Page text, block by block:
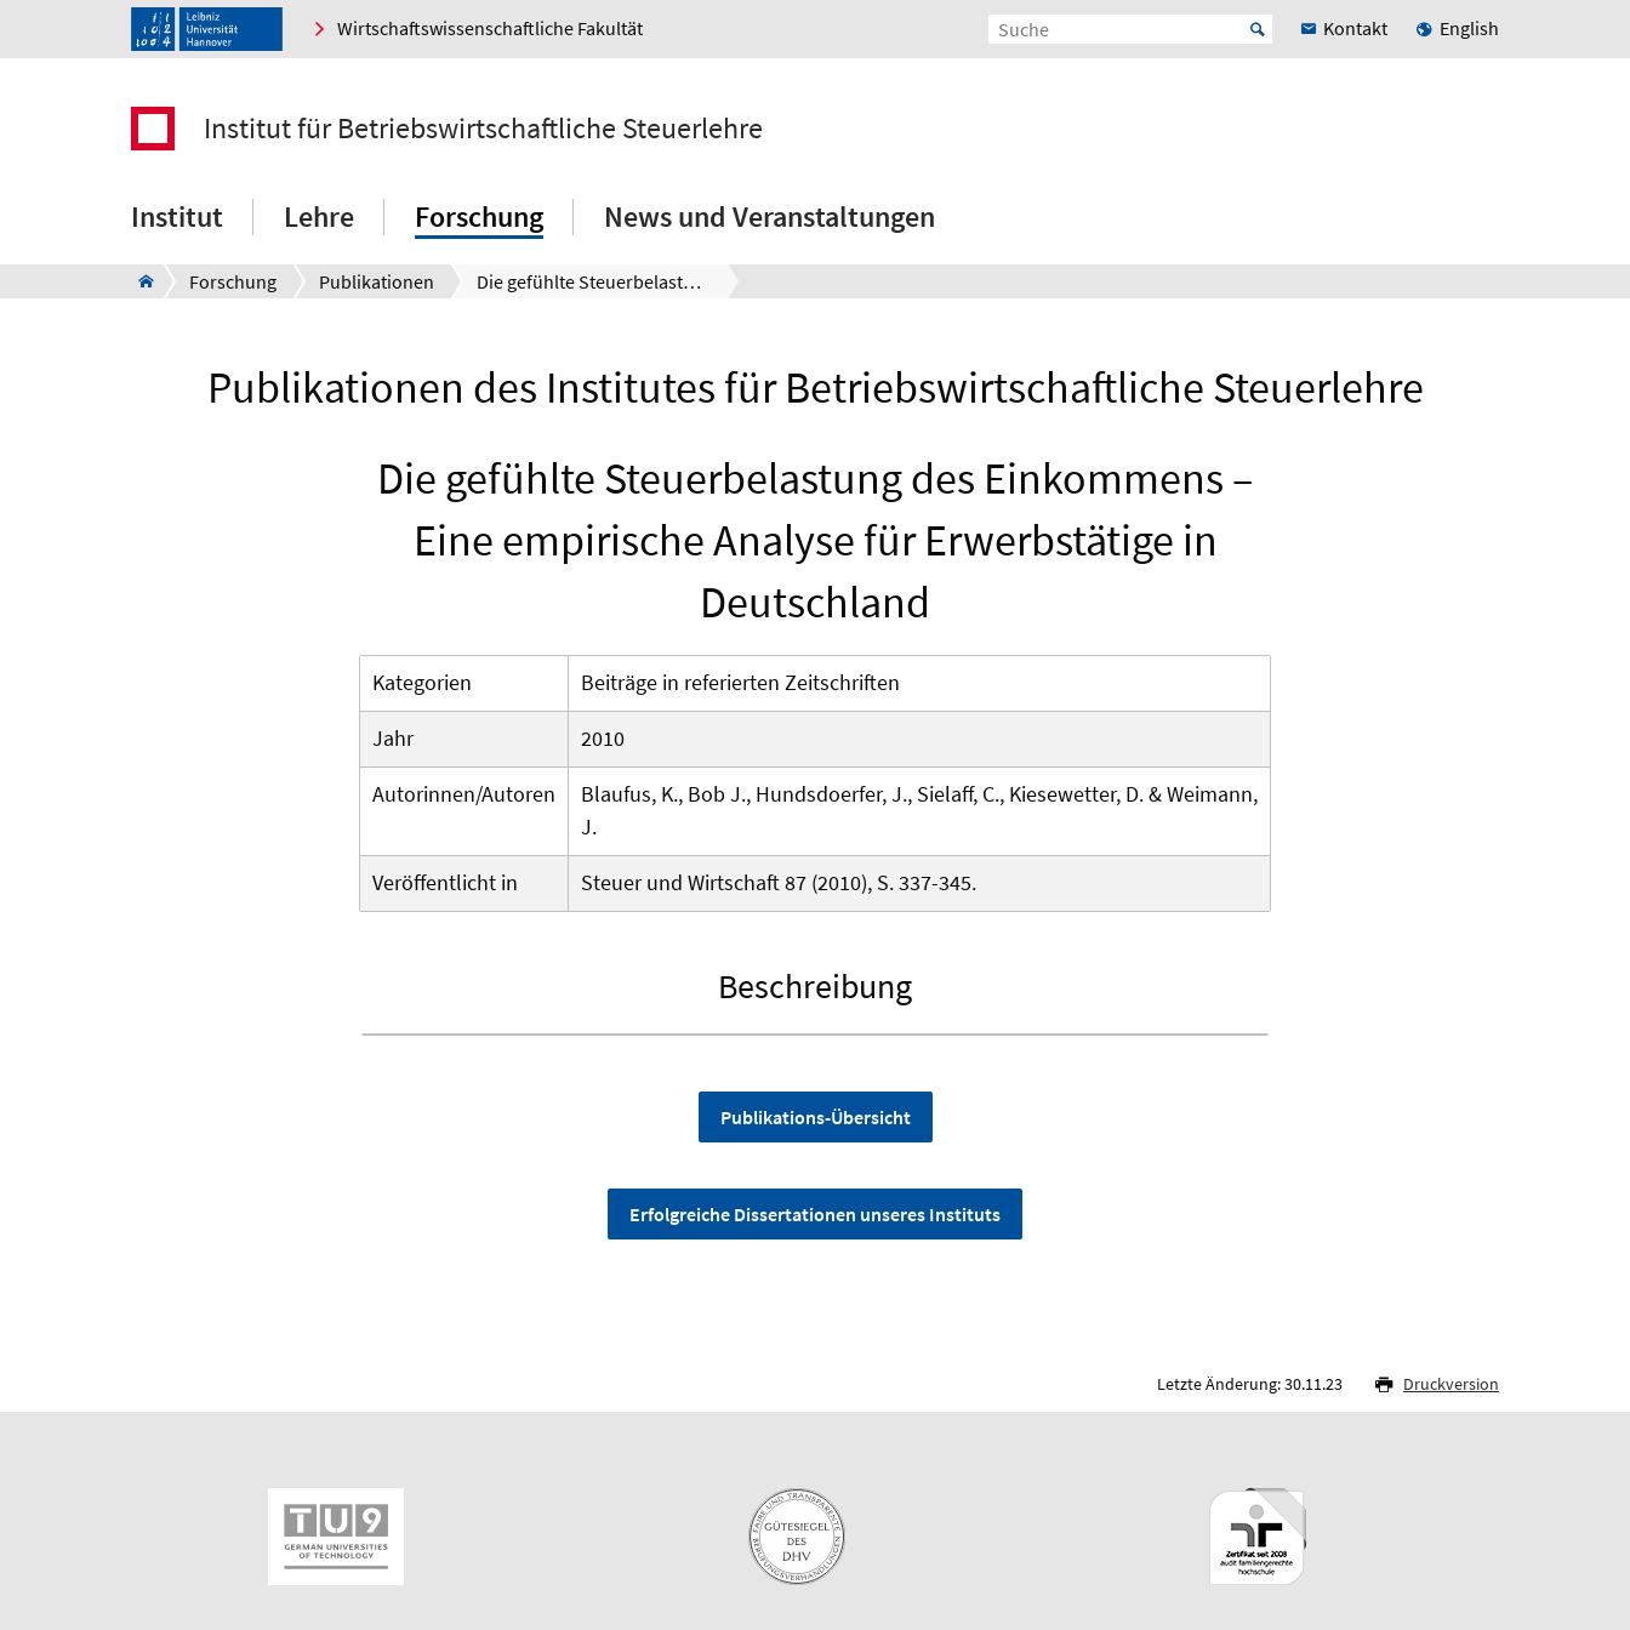
Wirtschaftswissenschaftliche Fakultät Kontakt English
Institut für Betriebswirtschaftliche Steuerlehre
Institut Lehre Forschung News und Veranstaltungen
Forschung Publikationen Die gefühlte Steuerbelastung des Einkommens – Eine empirische Analyse für Erwerbstätige in Deutschland
Publikationen des Institutes für Betriebswirtschaftliche Steuerlehre
Die gefühlte Steuerbelastung des Einkommens –
Eine empirische Analyse für Erwerbstätige in
Deutschland
Kategorien
Beiträge in referierten Zeitschriften
Jahr
2010
Autorinnen/Autoren
Blaufus, K., Bob J., Hundsdoerfer, J., Sielaff, C., Kiesewetter, D. & Weimann,
J.
Veröffentlicht in
Steuer und Wirtschaft 87 (2010), S. 337-345.
Beschreibung
Publikations-Übersicht
Erfolgreiche Dissertationen unseres Instituts
Letzte Änderung: 30.11.23 Druckversion